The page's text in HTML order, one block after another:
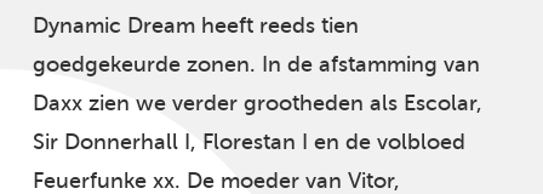
Dynamic Dream heeft reeds tien
goedgekeurde zonen. In de afstamming van
Daxx zien we verder grootheden als Escolar,
Sir Donnerhall I, Florestan I en de volbloed
Feuerfunke xx. De moeder van Vitor,